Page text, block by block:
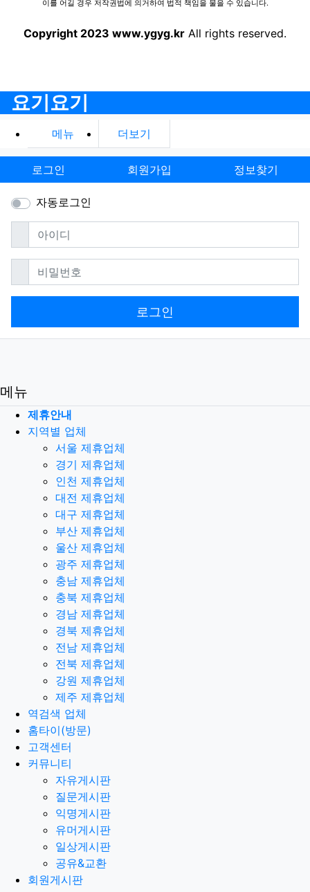
이를 어길 경우 저작권법에 의거하여 법적 책임을 물을 수 있습니다.
Copyright 2023 www.ygyg.kr All rights reserved.
요기요기
메뉴 더보기
로그인 회원가입 정보찾기
자동로그인
아이디필수
비밀번호필수
로그인
메뉴
제휴안내
지역별 업체
서울 제휴업체
경기 제휴업체
인천 제휴업체
대전 제휴업체
대구 제휴업체
부산 제휴업체
울산 제휴업체
광주 제휴업체
충남 제휴업체
충북 제휴업체
경남 제휴업체
경북 제휴업체
전남 제휴업체
전북 제휴업체
강원 제휴업체
제주 제휴업체
역검색 업체
홈타이(방문)
고객센터
커뮤니티
자유게시판
질문게시판
익명게시판
유머게시판
일상게시판
공유&교환
회원게시판